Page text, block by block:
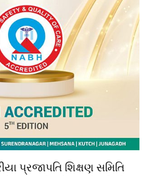
પ્રજાપતિ શિક્ષણ સમિતિ